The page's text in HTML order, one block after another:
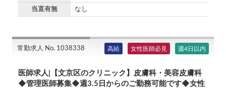
当直有無 なし
常勤求人 No. 1038338 高給 女性医師必見 週4日以内
医師求人|【文京区のクリニック】皮膚科・美容皮膚科
◆管理医師募集◆週3.5日からのご勤務可能です◆女性